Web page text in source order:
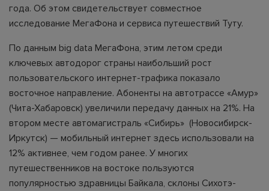
года. Об этом свидетельствует совместное
исследование МегаФона и сервиса путешествий Туту.
По данным big data МегаФона, этим летом среди
ключевых автодорог страны наибольший рост
пользовательского интернет-трафика показало
восточное направление. Абоненты на автотрассе «Амур»
(Чита-Хабаровск) увеличили передачу данных на 21%. На
втором месте автомагистраль «Сибирь» (Новосибирск-
Иркутск) — мобильный интернет здесь использовали на
12% активнее, чем годом ранее. У многих
путешественников на востоке пользуются
популярностью здравницы Байкала, склоны Сихотэ-